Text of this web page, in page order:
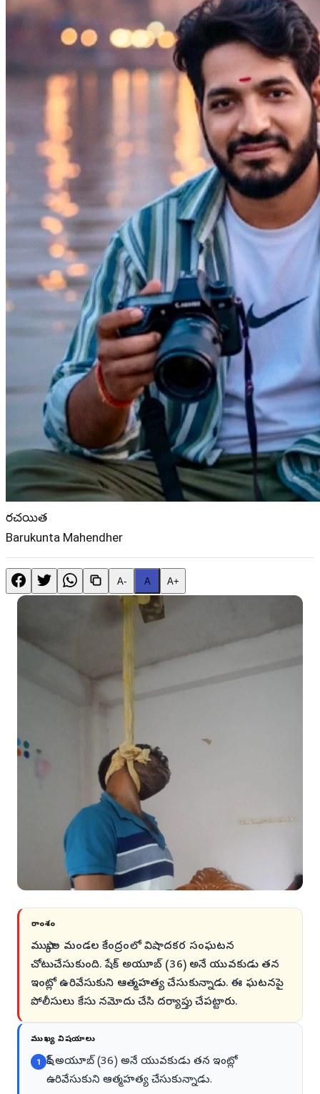
రచయిత
Barukunta Mahendher
A- A A+
సారాంశం
ముప్కాల మండల కేంద్రంలో విషాదకర సంఘటన
చోటుచేసుకుంది. షేక్ అయూబ్ (36) అనే యువకుడు తన
ఇంట్లో ఉరివేసుకుని ఆత్మహత్య చేసుకున్నాడు. ఈ ఘటనపై
పోలీసులు కేసు నమోదు చేసి దర్యాప్తు చేపట్టారు.
ముఖ్య విషయాలు
1
షేక్ అయూబ్ (36) అనే యువకుడు తన ఇంట్లో
ఉరివేసుకుని ఆత్మహత్య చేసుకున్నాడు.